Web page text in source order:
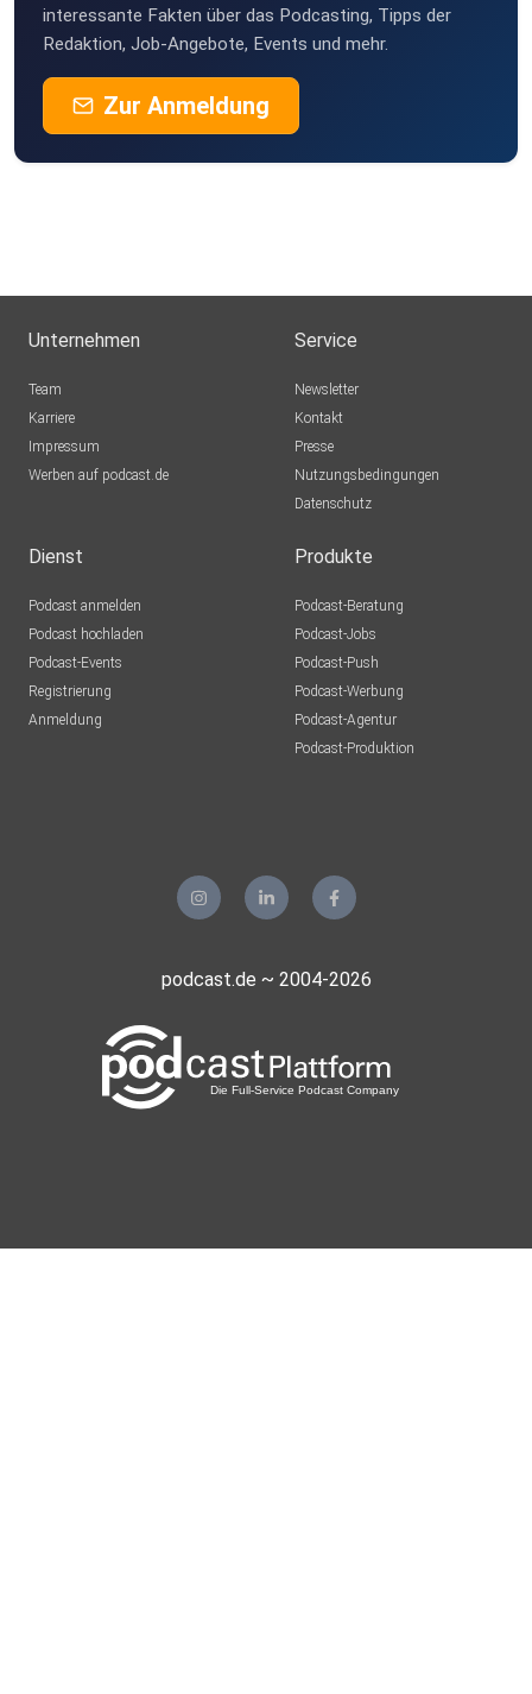
interessante Fakten über das Podcasting, Tipps der
Redaktion, Job-Angebote, Events und mehr.
Zur Anmeldung
Unternehmen
Team
Karriere
Impressum
Werben auf podcast.de
Service
Newsletter
Kontakt
Presse
Nutzungsbedingungen
Datenschutz
Dienst
Podcast anmelden
Podcast hochladen
Podcast-Events
Registrierung
Anmeldung
Produkte
Podcast-Beratung
Podcast-Jobs
Podcast-Push
Podcast-Werbung
Podcast-Agentur
Podcast-Produktion
podcast.de ~ 2004-2026